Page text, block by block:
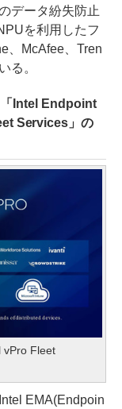
データ紛失防止
を利用したフ
、McAfee、Tren
る。
「Intel Endpoint
Services」の
vPro Fleet
EMA(Endpoin